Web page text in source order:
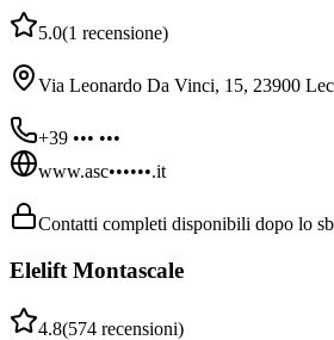
5.0(1 recensione)
Via Leonardo Da Vinci, 15, 23900
+39 ••• •••
www.asc••••••.it
Contatti completi disponibili dopo lo
Elelift Montascale
4.8(574 recensioni)